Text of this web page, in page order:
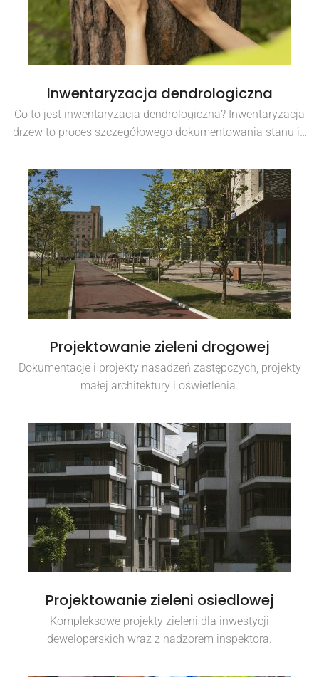
Inwentaryzacja dendrologiczna
Co to jest inwentaryzacja dendrologiczna? Inwentaryzacja
drzew to proces szczegółowego dokumentowania stanu i…
Projektowanie zieleni drogowej
Dokumentacje i projekty nasadzeń zastępczych, projekty
małej architektury i oświetlenia.
Projektowanie zieleni osiedlowej
Kompleksowe projekty zieleni dla inwestycji
deweloperskich wraz z nadzorem inspektora.